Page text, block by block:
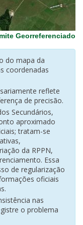
Georreferenciado
do mapa da
coordenadas
reflete
de precisão.
Secundários,
aproximado
tratam-se
da RPPN,
Essa
de regularização
oficiais
nas
o problema